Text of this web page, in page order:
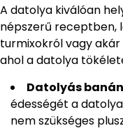
A datolya kiválóan
népszerű receptben,
turmixokról vagy
ahol a datolya
Datolyás
édességét a
nem szükséges